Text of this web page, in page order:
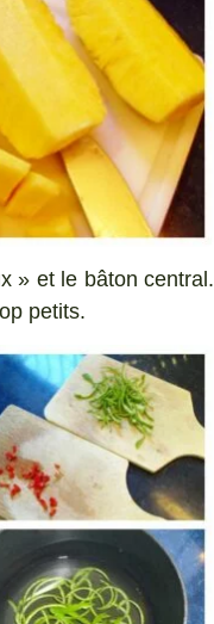
» et le bâton central.
petits.